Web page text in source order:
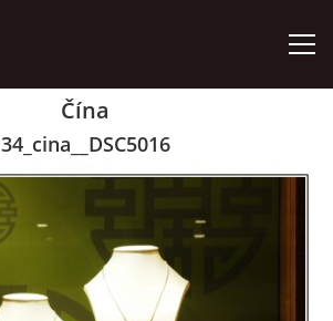
Čína
34_cina__DSC5016